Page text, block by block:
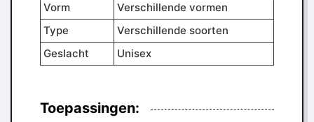
Vorm
Verschillende vormen
Type
Verschillende soorten
Geslacht
Unisex
Toepassingen: